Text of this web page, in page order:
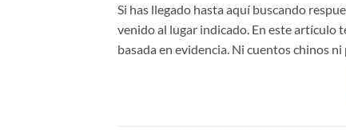
Si has llegado hasta aquí buscando
venido al lugar indicado. En este artículo
basada en evidencia. Ni cuentos chinos